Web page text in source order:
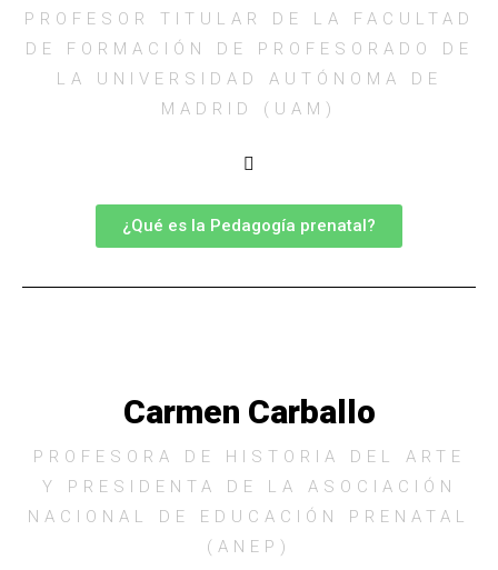
PROFESOR TITULAR DE LA FACULTAD
DE FORMACIÓN DE PROFESORADO DE
LA UNIVERSIDAD AUTÓNOMA DE
MADRID (UAM)
¿Qué es la Pedagogía prenatal?
Carmen Carballo
PROFESORA DE HISTORIA DEL ARTE
Y PRESIDENTA DE LA ASOCIACIÓN
NACIONAL DE EDUCACIÓN PRENATAL
(ANEP)